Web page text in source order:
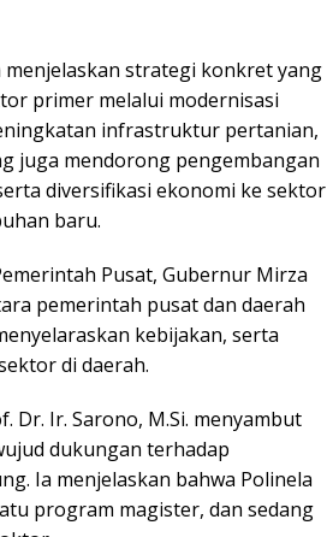
strategi konkret yang
primer melalui modernisasi
infrastruktur pertanian,
juga mendorong pengembangan
diversifikasi ekonomi ke sektor
baru.
Pusat, Gubernur Mirza
pemerintah pusat dan daerah
kebijakan, serta
di daerah.
Dr. Ir. Sarono, M.Si. menyambut
dukungan terhadap
Ia menjelaskan bahwa Polinela
program magister, dan sedang